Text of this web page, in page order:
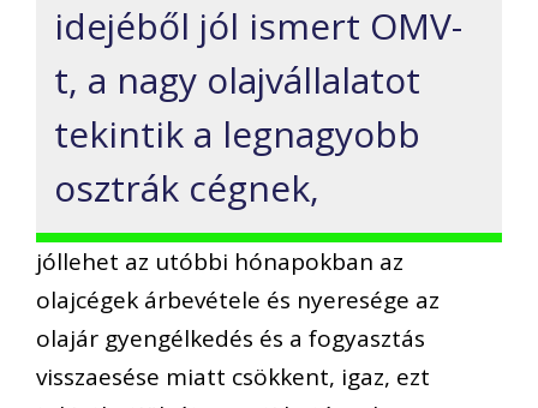
idejéből jól ismert OMV-
t, a nagy olajvállalatot
tekintik a legnagyobb
osztrák cégnek,
jóllehet az utóbbi hónapokban az
olajcégek árbevétele és nyeresége az
olajár gyengélkedés és a fogyasztás
visszaesése miatt csökkent, igaz, ezt